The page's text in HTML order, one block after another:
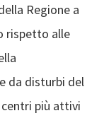
Regione a
rispetto alle
da disturbi del
più attivi